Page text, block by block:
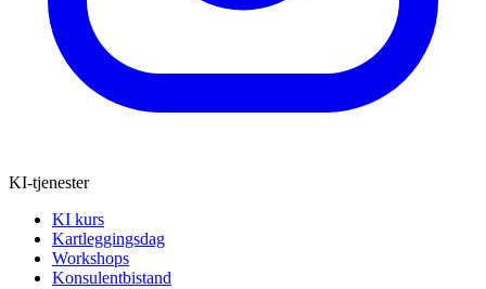
KI-tjenester
KI kurs
Kartleggingsdag
Workshops
Konsulentbistand